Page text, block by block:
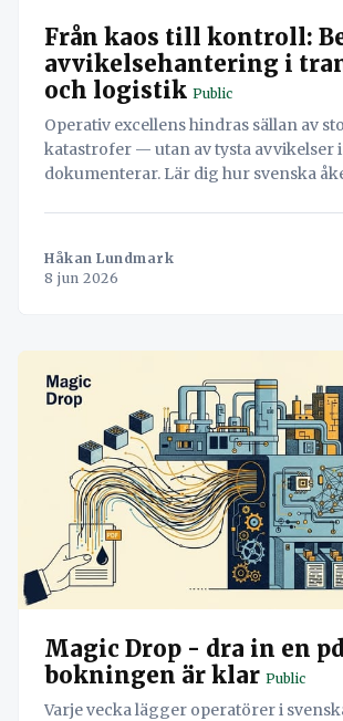
Från kaos till kontroll:
avvikelsehantering i
och logistik Public
Operativ excellens hindras sällan av
katastrofer — utan av tysta avvikelser
dokumenterar. Lär dig hur svenska
direkt i arbetsflödet.
Håkan Lundmark
8 jun 2026
Magic Drop - dra in en
bokningen är klar Public
Varje vecka lägger operatörer i